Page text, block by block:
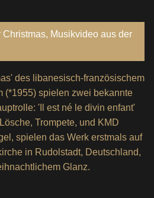
Musikvideo aus der
des libanesisch-französischem
(*1955) spielen zwei bekannte
'Il est né le divin enfant'
Trompete, und KMD
spielen das Werk erstmals auf
in Rudolstadt, Deutschland,
Glanz.